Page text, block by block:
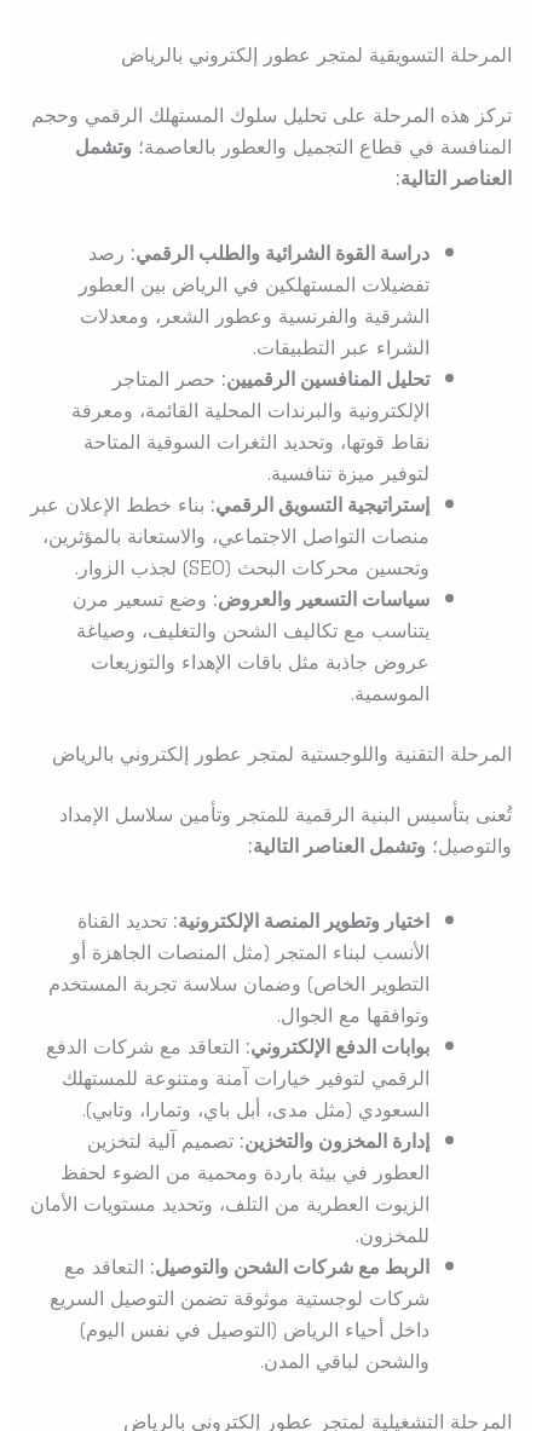
المرحلة التسويقية لمتجر عطور إلكتروني بالرياض
تركز هذه المرحلة على تحليل سلوك المستهلك الرقمي وحجم
المنافسة في قطاع التجميل والعطور بالعاصمة؛ وتشمل
العناصر التالية:
دراسة القوة الشرائية والطلب الرقمي:رصد
تفضيلات المستهلكين في الرياض بين العطور
الشرقية والفرنسية وعطور الشعر، ومعدلات
الشراء عبر التطبيقات.
تحليل المنافسين الرقميين:حصر المتاجر
الإلكترونية والبرندات المحلية القائمة، ومعرفة
نقاط قوتها، وتحديد الثغرات السوقية المتاحة
لتوفير ميزة تنافسية.
إستراتيجية التسويق الرقمي:بناء خطط الإعلان عبر
منصات التواصل الاجتماعي، والاستعانة بالمؤثرين،
وتحسين محركات البحث (SEO) لجذب الزوار.
سياسات التسعير والعروض:وضع تسعير مرن
يتناسب مع تكاليف الشحن والتغليف، وصياغة
عروض جاذبة مثل باقات الإهداء والتوزيعات
الموسمية.
المرحلة التقنية واللوجستية لمتجر عطور إلكتروني بالرياض
تُعنى بتأسيس البنية الرقمية للمتجر وتأمين سلاسل الإمداد
والتوصيل؛ وتشمل العناصر التالية:
اختيار وتطوير المنصة الإلكترونية:تحديد القناة
الأنسب لبناء المتجر (مثل المنصات الجاهزة أو
التطوير الخاص) وضمان سلاسة تجربة المستخدم
وتوافقها مع الجوال.
بوابات الدفع الإلكتروني:التعاقد مع شركات الدفع
الرقمي لتوفير خيارات آمنة ومتنوعة للمستهلك
السعودي (مثل مدى، أبل باي، وتمارا، وتابي).
إدارة المخزون والتخزين:تصميم آلية لتخزين
العطور في بيئة باردة ومحمية من الضوء لحفظ
الزيوت العطرية من التلف، وتحديد مستويات الأمان
للمخزون.
الربط مع شركات الشحن والتوصيل:التعاقد مع
شركات لوجستية موثوقة تضمن التوصيل السريع
داخل أحياء الرياض (التوصيل في نفس اليوم)
والشحن لباقي المدن.
المرحلة التشغيلية لمتجر عطور إلكتروني بالرياض